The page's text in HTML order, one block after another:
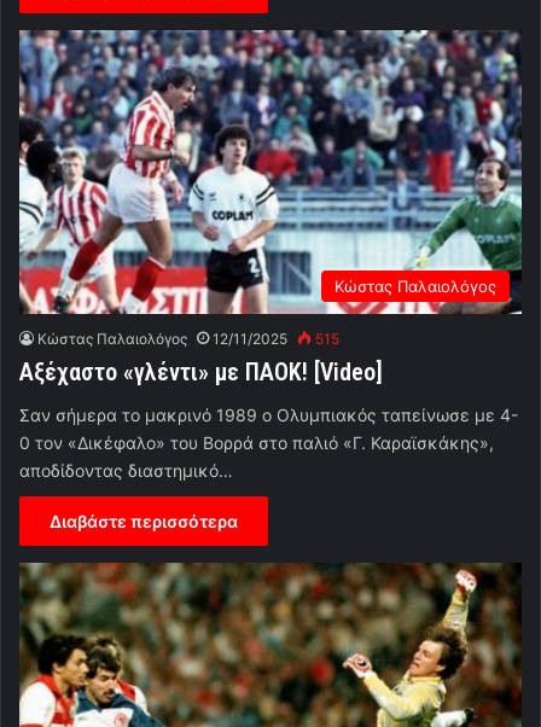
Κώστας Παλαιολόγος
Κώστας Παλαιολόγος 12/11/2025 515
Αξέχαστο «γλέντι» με ΠΑΟΚ! [Video]
Σαν σήμερα το μακρινό 1989 ο Ολυμπιακός ταπείνωσε με 4-
0 τον «Δικέφαλο» του Βορρά στο παλιό «Γ. Καραϊσκάκης»,
αποδίδοντας διαστημικό…
Διαβάστε περισσότερα